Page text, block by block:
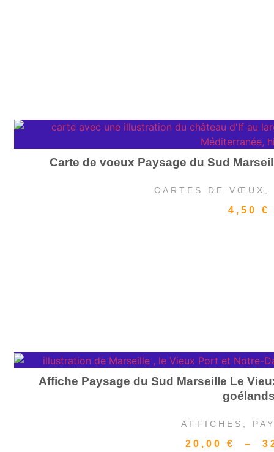
Carte de voeux Paysage du Sud
CARTES DE VŒUX
4,50 €
Affiche Paysage du Sud Marseille Le
AFFICHES
20,00€ –